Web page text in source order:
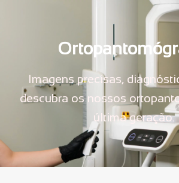
Imagens precisas,
descubra os nossos
última geração.